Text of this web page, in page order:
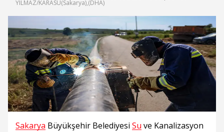
YILMAZ/KARASU(Sakarya),(DHA)
Sakarya Büyükşehir Belediyesi Su ve Kanalizasyon